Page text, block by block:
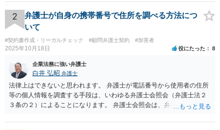
2
弁護士が自身の携帯番号で住所を調べる方法につ
いて
#契約書作成・リーガルチェック #顧問弁護士契約 #加害者
2025年10月18日 役にたった 8
企業法務に強い弁護士
白井 弘昭 弁護士
法律上はできないと思われます。 弁護士が電話番号から使用者の住所
等の個人情報を調査する手段は、いわゆる弁護士会照会（弁護士法２
３条の２）によることになります。 弁護士会照会は、弁護士が事件を
して質問をしてもらう制度で、弁護士会担当委員が当該質問が適正か